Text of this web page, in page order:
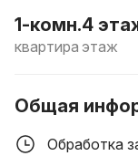
1-комн.
квартира
4
этаж
Общая
Обработка